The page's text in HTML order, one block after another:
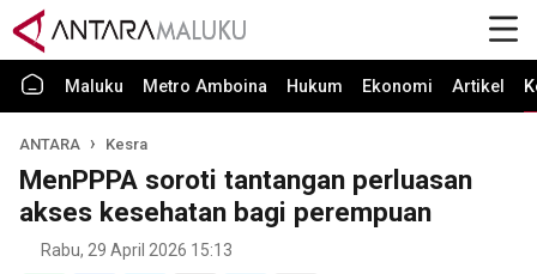
Maluku Metro Amboina Hukum Ekonomi Artikel
ANTARA Kesra
MenPPPA soroti tantangan perluasan
akses kesehatan bagi perempuan
Rabu, 29 April 2026 15:13